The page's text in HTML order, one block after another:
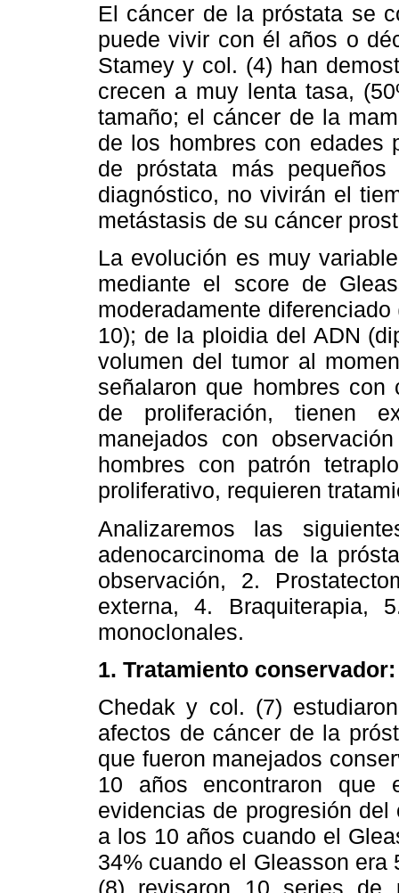
El cáncer de la próstata se
puede vivir con él años o
Stamey y col. (4) han
crecen a muy lenta tasa,
tamaño; el cáncer de la
de los hombres con edades
de próstata más
diagnóstico, no vivirán el
metástasis de su cáncer
La evolución es muy
mediante el score de
moderadamente
10); de la ploidia del ADN
volumen del tumor al
señalaron que hombres
de proliferación, tienen
manejados con
hombres con patrón
proliferativo, requieren
Analizaremos las
adenocarcinoma de la
observación, 2.
externa, 4. Braquiterapia,
monoclonales.
1. Tratamiento
Chedak y col. (7)
afectos de cáncer de la
que fueron manejados
10 años encontraron
evidencias de progresión
a los 10 años cuando el
34% cuando el Gleasson era
(8) revisaron 10 series de